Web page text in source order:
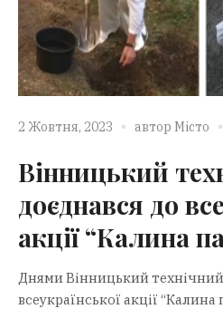
2 Жовтня, 2023 автор Місто
Вінницький
доєднався до
акції “Калина
Днями Вінницький
всеукраїнської акції “Калина